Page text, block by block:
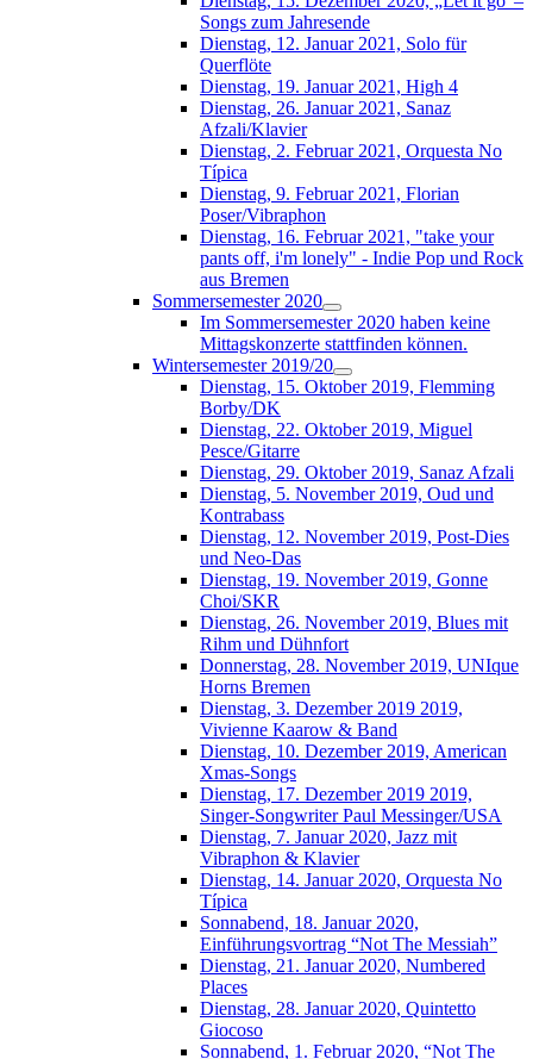
Songs zum Jahresende
Dienstag, 12. Januar 2021, Solo für
Querflöte
Dienstag, 19. Januar 2021, High 4
Dienstag, 26. Januar 2021, Sanaz
Afzali/Klavier
Dienstag, 2. Februar 2021, Orquesta No
Típica
Dienstag, 9. Februar 2021, Florian
Poser/Vibraphon
Dienstag, 16. Februar 2021, "take your
pants off, i'm lonely" - Indie Pop und Rock
aus Bremen
Sommersemester 2020
Im Sommersemester 2020 haben keine
Mittagskonzerte stattfinden können.
Wintersemester 2019/20
Dienstag, 15. Oktober 2019, Flemming
Borby/DK
Dienstag, 22. Oktober 2019, Miguel
Pesce/Gitarre
Dienstag, 29. Oktober 2019, Sanaz Afzali
Dienstag, 5. November 2019, Oud und
Kontrabass
Dienstag, 12. November 2019, Post-Dies
und Neo-Das
Dienstag, 19. November 2019, Gonne
Choi/SKR
Dienstag, 26. November 2019, Blues mit
Rihm und Dühnfort
Donnerstag, 28. November 2019, UNIque
Horns Bremen
Dienstag, 3. Dezember 2019 2019,
Vivienne Kaarow & Band
Dienstag, 10. Dezember 2019, American
Xmas-Songs
Dienstag, 17. Dezember 2019 2019,
Singer-Songwriter Paul Messinger/USA
Dienstag, 7. Januar 2020, Jazz mit
Vibraphon & Klavier
Dienstag, 14. Januar 2020, Orquesta No
Típica
Sonnabend, 18. Januar 2020,
Einführungsvortrag “Not The Messiah”
Dienstag, 21. Januar 2020, Numbered
Places
Dienstag, 28. Januar 2020, Quintetto
Giocoso
Sonnabend, 1. Februar 2020, “Not The